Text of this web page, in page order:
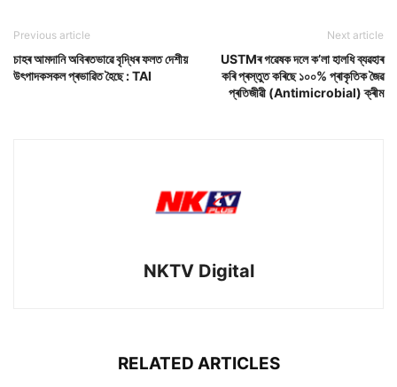
Previous article
চাহৰ আমদানি অবিৰতভাৱে বৃদ্ধিৰ ফলত দেশীয়
উৎপাদকসকল প্ৰভাৱিত হৈছে : TAI
Next article
USTMৰ গৱেষক দলে ক’লা হালধি ব্যৱহাৰ
কৰি প্ৰস্তুত কৰিছে ১০০% প্ৰাকৃতিক জৈৱ
প্ৰতিজীৱী (Antimicrobial) ক্ৰীম
NKTV Digital
RELATED ARTICLES